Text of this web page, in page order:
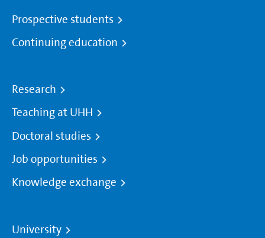
Prospective students
Continuing education
Research
Teaching at UHH
Doctoral studies
Job opportunities
Knowledge exchange
University